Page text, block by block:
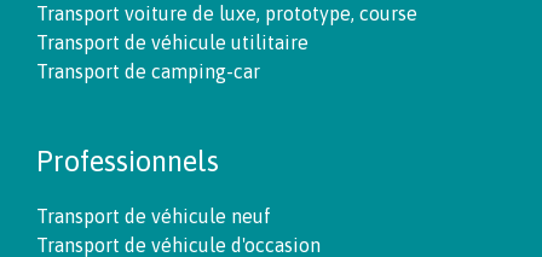
Transport voiture de luxe, prototype, course
Transport de véhicule utilitaire
Transport de camping-car
Professionnels
Transport de véhicule neuf
Transport de véhicule d'occasion